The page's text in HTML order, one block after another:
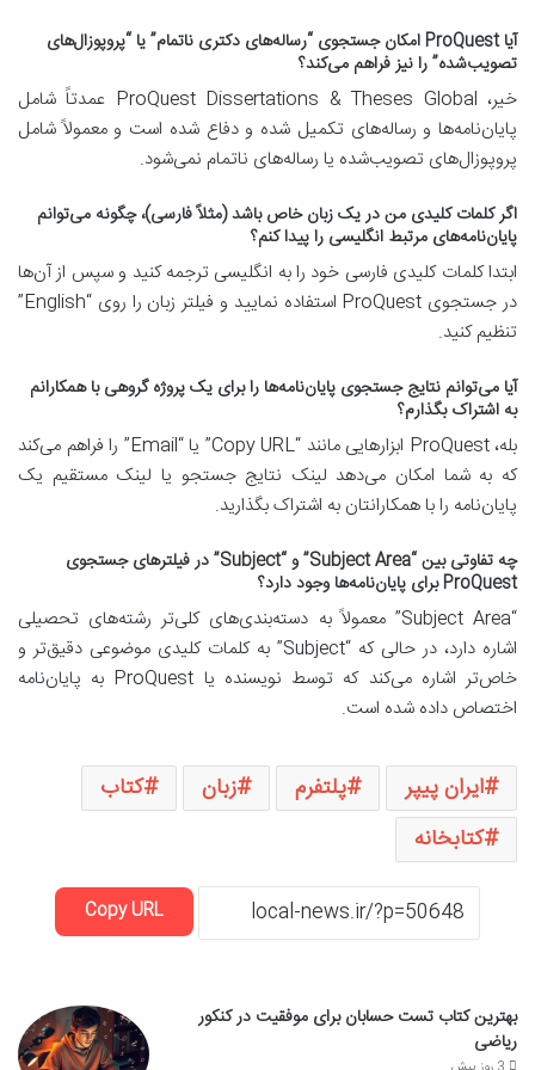
آیا ProQuest امکان جستجوی “رساله‌های دکتری ناتمام” یا “پروپوزال‌های
تصویب‌شده” را نیز فراهم می‌کند؟
خیر، ProQuest Dissertations & Theses Global عمدتاً شامل
پایان‌نامه‌ها و رساله‌های تکمیل شده و دفاع شده است و معمولاً شامل
پروپوزال‌های تصویب‌شده یا رساله‌های ناتمام نمی‌شود.
اگر کلمات کلیدی من در یک زبان خاص باشد (مثلاً فارسی)، چگونه می‌توانم
پایان‌نامه‌های مرتبط انگلیسی را پیدا کنم؟
ابتدا کلمات کلیدی فارسی خود را به انگلیسی ترجمه کنید و سپس از آن‌ها
در جستجوی ProQuest استفاده نمایید و فیلتر زبان را روی “English”
تنظیم کنید.
آیا می‌توانم نتایج جستجوی پایان‌نامه‌ها را برای یک پروژه گروهی با همکارانم
به اشتراک بگذارم؟
بله، ProQuest ابزارهایی مانند “Copy URL” یا “Email” را فراهم می‌کند
که به شما امکان می‌دهد لینک نتایج جستجو یا لینک مستقیم یک
پایان‌نامه را با همکارانتان به اشتراک بگذارید.
چه تفاوتی بین “Subject Area” و “Subject” در فیلترهای جستجوی
ProQuest برای پایان‌نامه‌ها وجود دارد؟
“Subject Area” معمولاً به دسته‌بندی‌های کلی‌تر رشته‌های تحصیلی
اشاره دارد، در حالی که “Subject” به کلمات کلیدی موضوعی دقیق‌تر و
خاص‌تر اشاره می‌کند که توسط نویسنده یا ProQuest به پایان‌نامه
اختصاص داده شده است.
ایران پیپر پلتفرم زبان
کتاب
کتابخانه
Copy URL
بهترین کتاب تست حسابان برای موفقیت در کنکور
ریاضی